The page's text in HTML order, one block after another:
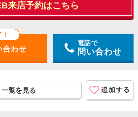
来店予約はこちら
電話で
問い合わせ
覧を見る